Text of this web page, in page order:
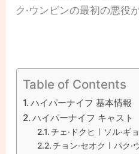
ク·ウンビンの最初の悪役
Table of Contents
ハイパーナイフ 基本情報
ハイパーナイフ キャスト
チェ·ドクヒㅣソル·ギ
チョン·セオクㅣパク·